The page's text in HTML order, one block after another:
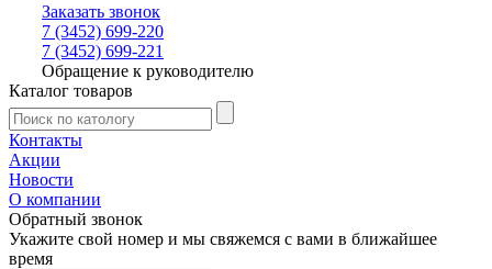
Заказать звонок
7 (3452) 699-220
7 (3452) 699-221
Обращение к руководителю
Каталог товаров
Контакты
Акции
Новости
О компании
Обратный звонок
Укажите свой номер и мы свяжемся с вами в ближайшее
время